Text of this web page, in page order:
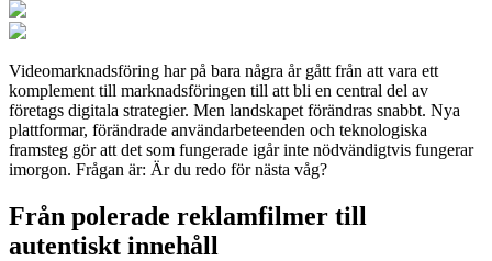
Videomarknadsföring har på bara några år gått från att vara ett
komplement till marknadsföringen till att bli en central del av
företags digitala strategier. Men landskapet förändras snabbt. Nya
plattformar, förändrade användarbeteenden och teknologiska
framsteg gör att det som fungerade igår inte nödvändigtvis fungerar
imorgon. Frågan är: Är du redo för nästa våg?
Från polerade reklamfilmer till
autentiskt innehåll